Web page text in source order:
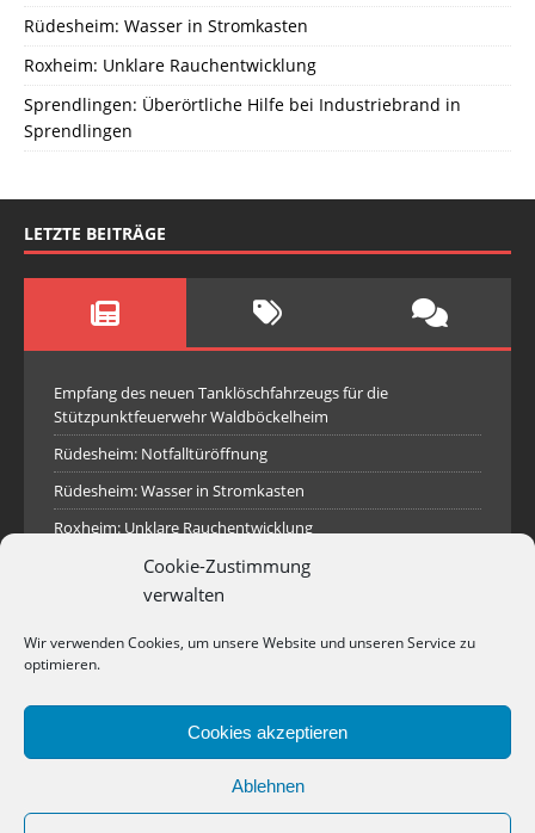
Cookie-Zustimmung
verwalten
Wir verwenden Cookies, um unsere Website und unseren Service zu
optimieren.
Cookies akzeptieren
Ablehnen
Rüdesheim: Wasser in Stromkasten
Roxheim: Unklare Rauchentwicklung
Sprendlingen: Überörtliche Hilfe bei Industriebrand in
Sprendlingen
LETZTE BEITRÄGE
Empfang des neuen Tanklöschfahrzeugs für die
Stützpunktfeuerwehr Waldböckelheim
Rüdesheim: Notfalltüröffnung
Rüdesheim: Wasser in Stromkasten
Roxheim: Unklare Rauchentwicklung
Sprendlingen: Überörtliche Hilfe bei Industriebrand in
Sprendlingen
Rüdesheim: Aufgerissener Dieseltank
Industriepark Pferdsfeld: Brand eines Holzpolter